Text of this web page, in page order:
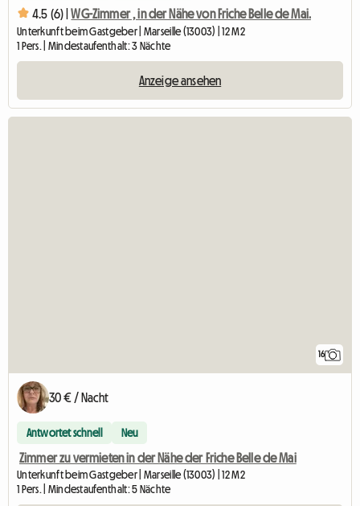
4.5 (6) | WG-Zimmer , in der Nähe von Friche Belle de Mai.
Unterkunft beim Gastgeber | Marseille (13003) | 12 M2
1 Pers. | Mindestaufenthalt: 3 Nächte
Anzeige ansehen
16
30 € / Nacht
Antwortet schnell Neu
Zimmer zu vermieten in der Nähe der Friche Belle de Mai
Unterkunft beim Gastgeber | Marseille (13003) | 12 M2
1 Pers. | Mindestaufenthalt: 5 Nächte